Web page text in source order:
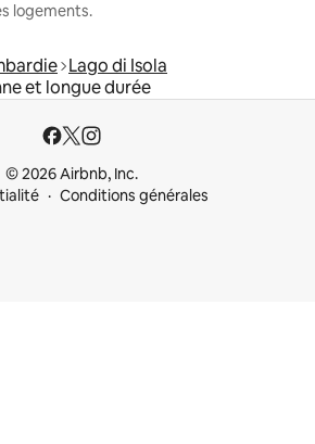
logements.
Lago di Isola
et longue durée
© 2026 Airbnb, Inc.
Conditions générales